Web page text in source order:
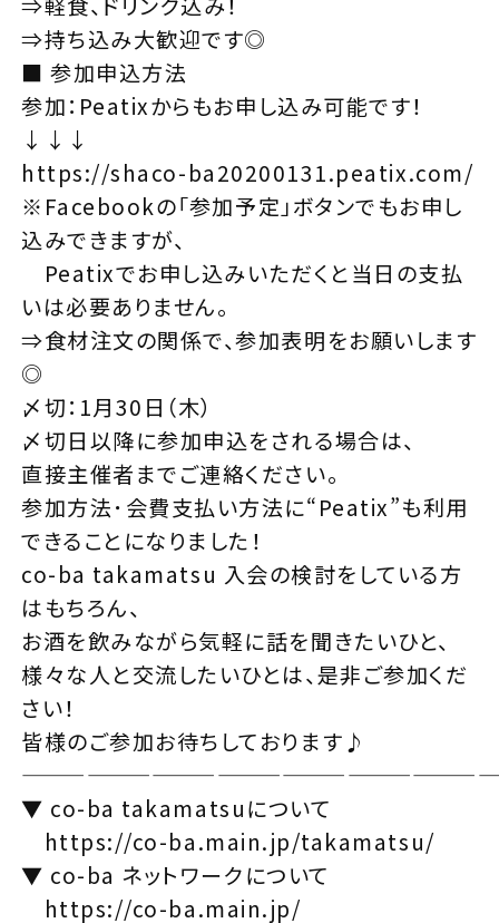
⇒持ち込み大歓迎です◎
■ 参加申込方法
参加：Peatixからもお申し込み可能です！
↓↓↓
https://shaco-ba20200131.peatix.com/
※Facebookの「参加予定」ボタンでもお申し
込みできますが、
Peatixでお申し込みいただくと当日の支払
いは必要ありません。
⇒食材注文の関係で、参加表明をお願いします
◎
〆切：1月30日（木）
〆切日以降に参加申込をされる場合は、
直接主催者までご連絡ください。
参加方法･会費支払い方法に“Peatix”も利用
できることになりました！
co-ba takamatsu 入会の検討をしている方
はもちろん、
お酒を飲みながら気軽に話を聞きたいひと、
様々な人と交流したいひとは、是非ご参加くだ
さい！
皆様のご参加お待ちしております♪
▼ co-ba takamatsuについて
https://co-ba.main.jp/takamatsu/
▼ co-ba ネットワークについて
https://co-ba.main.jp/